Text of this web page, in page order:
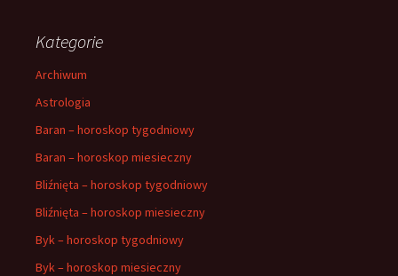
Kategorie
Archiwum
Astrologia
Baran – horoskop tygodniowy
Baran – horoskop miesieczny
Bliźnięta – horoskop tygodniowy
Bliźnięta – horoskop miesieczny
Byk – horoskop tygodniowy
Byk – horoskop miesieczny